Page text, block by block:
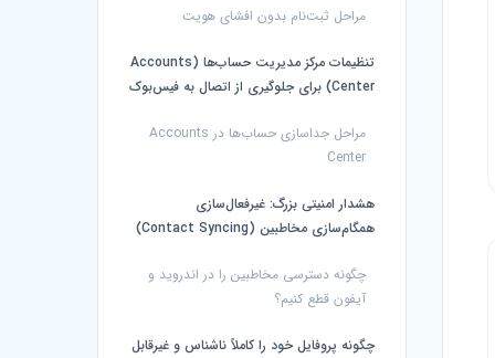
مراحل ثبت‌نام بدون افشای هویت
تنظیمات مرکز مدیریت حساب‌ها (Accounts
Center) برای جلوگیری از اتصال به فیس‌بوک
مراحل جداسازی حساب‌ها در Accounts
Center
هشدار امنیتی بزرگ: غیرفعال‌سازی
همگام‌سازی مخاطبین (Contact Syncing)
چگونه دسترسی مخاطبین را در اندروید و
آیفون قطع کنیم؟
چگونه پروفایل خود را کاملاً ناشناس و غیرقابل